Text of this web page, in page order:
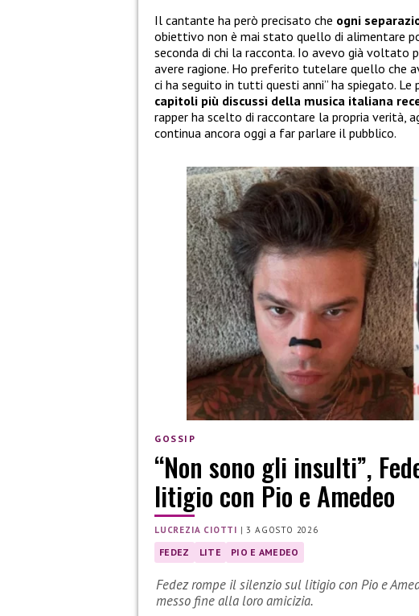
Il cantante ha però precisato che ogni
obiettivo non è mai stato quello di alimentare
seconda di chi la racconta. Io avevo già voltato
avere ragione. Ho preferito tutelare quello che
ci ha seguito in tutti questi anni” ha spiegato.
capitoli più discussi della musica italiana
rapper ha scelto di raccontare la propria verità,
continua ancora oggi a far parlare il pubblico.
GOSSIP
“Non sono gli insulti”,
litigio con Pio e Amedeo
LUCREZIA CIOTTI |3 AGOSTO 2026
FEDEZ LITE PIO E AMEDEO
Fedez rompe il silenzio sul litigio con Pio e
messo fine alla loro amicizia.